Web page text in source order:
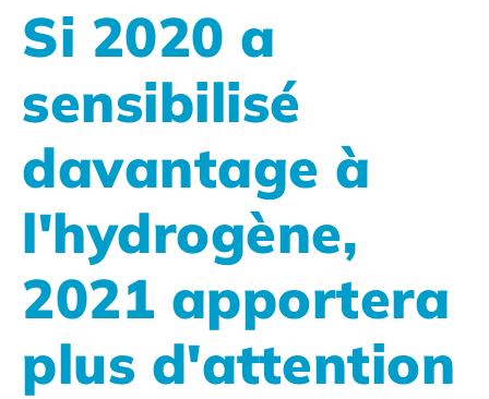
Si 2020 a
sensibilisé
davantage à
l'hydrogène,
2021 apportera
plus d'attention